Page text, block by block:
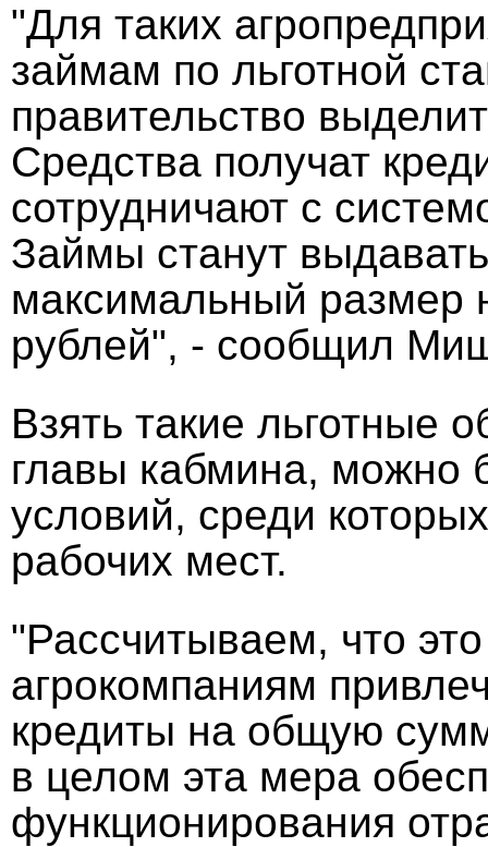
"Для таких
займам по льготной
правительство
Средства получат
сотрудничают с
Займы станут
максимальный размер
рублей", - сообщил
Взять такие льготные
главы кабмина, можно
условий, среди
рабочих мест.
"Рассчитываем, что
агрокомпаниям
кредиты на общую
в целом эта мера
функционирования